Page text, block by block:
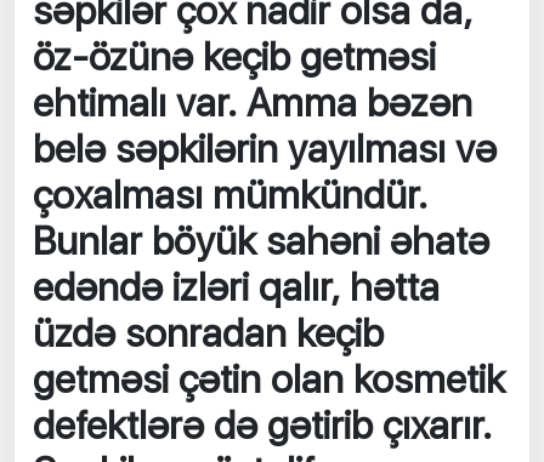
səpkilər çox nadir olsa da,
öz-özünə keçib getməsi
ehtimalı var. Amma bəzən
belə səpkilərin yayılması və
çoxalması mümkündür.
Bunlar böyük sahəni əhatə
edəndə izləri qalır, hətta
üzdə sonradan keçib
getməsi çətin olan kosmetik
defektlərə də gətirib çıxarır.